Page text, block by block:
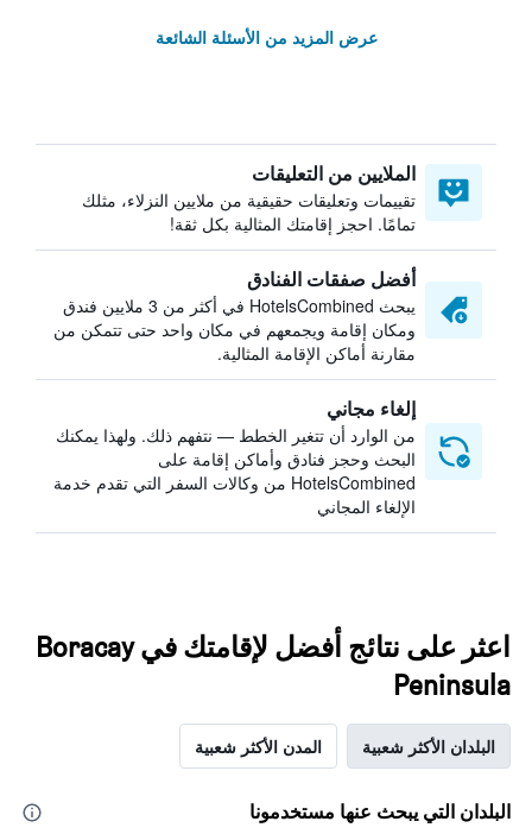
عرض المزيد من الأسئلة الشائعة
الملايين من التعليقات
تقييمات وتعليقات حقيقية من ملايين النزلاء، مثلك
تمامًا. احجز إقامتك المثالية بكل ثقة!
أفضل صفقات الفنادق
يبحث HotelsCombined في أكثر من 3 ملايين فندق
ومكان إقامة ويجمعهم في مكان واحد حتى تتمكن من
مقارنة أماكن الإقامة المثالية.
إلغاء مجاني
من الوارد أن تتغير الخطط — نتفهم ذلك. ولهذا يمكنك
البحث وحجز فنادق وأماكن إقامة على
HotelsCombined من وكالات السفر التي تقدم خدمة
الإلغاء المجاني
اعثر على نتائج أفضل لإقامتك في Boracay
Peninsula
البلدان الأكثر شعبية المدن الأكثر شعبية
البلدان التي يبحث عنها مستخدمونا